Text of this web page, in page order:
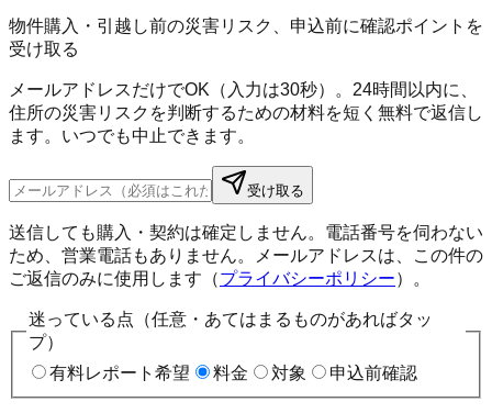
物件購入・引越し前の災害リスク、申込前に確認ポイントを
受け取る
メールアドレスだけでOK（入力は30秒）。24時間以内に、
住所の災害リスクを判断するための材料を短く無料で返信し
ます。いつでも中止できます。
受け取る
送信しても購入・契約は確定しません。電話番号を伺わない
ため、営業電話もありません。メールアドレスは、この件の
ご返信のみに使用します（プライバシーポリシー）。
迷っている点（任意・あてはまるものがあればタッ
プ）
有料レポート希望
料金 対象 申込前確認